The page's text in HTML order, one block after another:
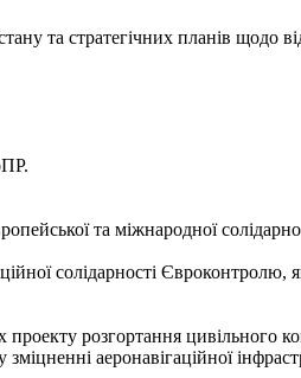
та стратегічних планів щодо
та міжнародної
солідарності Євроконтролю,
розгортання цивільного
аеронавігаційної